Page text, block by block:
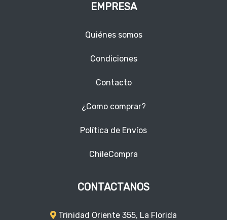
EMPRESA
Quiénes somos
Condiciones
Contacto
¿Como comprar?
Política de Envíos
ChileCompra
CONTACTANOS
Trinidad Oriente 355, La Florida